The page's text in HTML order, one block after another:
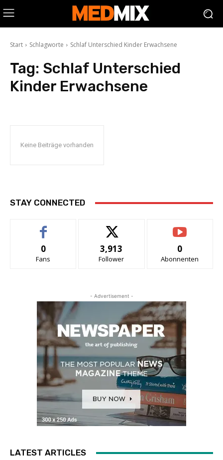
Start Schlagworte Schlaf Unterschied Kinder Erwachsene
Tag: Schlaf Unterschied
Kinder Erwachsene
Keine Beiträge vorhanden
STAY CONNECTED
0
Fans
3,913
Follower
0
Abonnenten
- Advertisement -
LATEST ARTICLES